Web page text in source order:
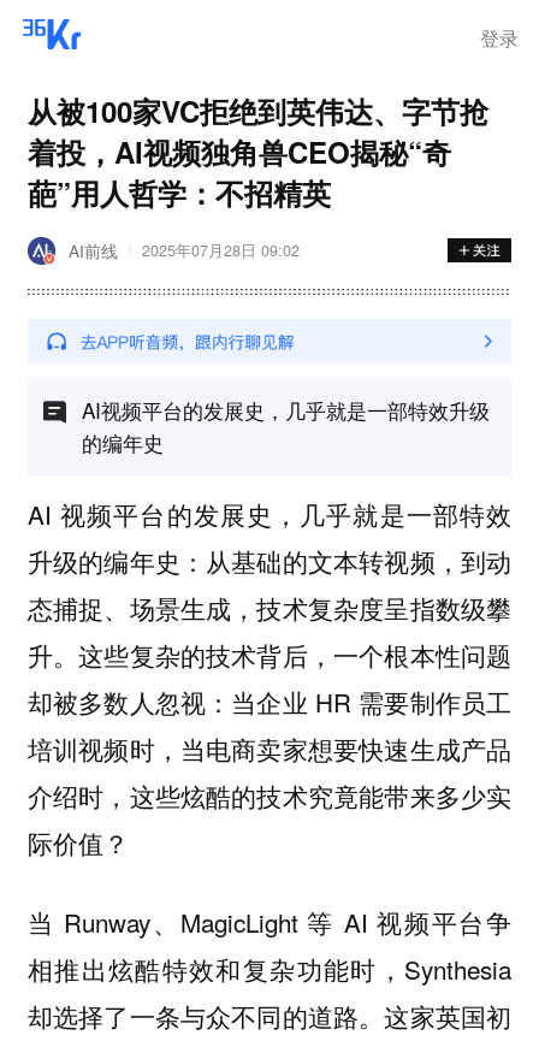
登录
从被100家VC拒绝到英伟达、字节抢
着投，AI视频独角兽CEO揭秘“奇
葩”用人哲学：不招精英
AI前线 2025年07月28日 09:02
AI视频平台的发展史，几乎就是一部特效升级
的编年史
AI 视频平台的发展史，几乎就是一部特效
升级的编年史：从基础的文本转视频，到动
态捕捉、场景生成，技术复杂度呈指数级攀
升。这些复杂的技术背后，一个根本性问题
却被多数人忽视：当企业 HR 需要制作员工
培训视频时，当电商卖家想要快速生成产品
介绍时，这些炫酷的技术究竟能带来多少实
际价值？
当 Runway、MagicLight 等 AI 视频平台争
相推出炫酷特效和复杂功能时，Synthesia
却选择了一条与众不同的道路。这家英国初